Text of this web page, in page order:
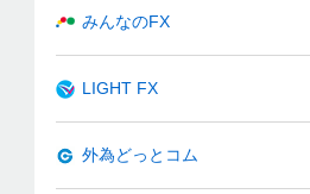
みんなのFX
LIGHT FX
外為どっとコム